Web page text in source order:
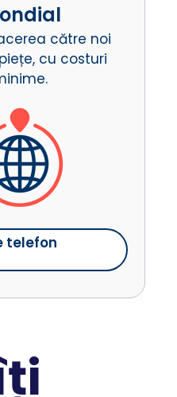
către noi
cu costuri
telefon